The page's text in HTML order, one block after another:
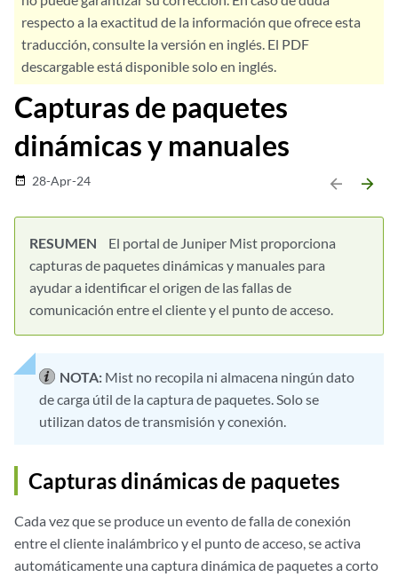
respecto a la exactitud de la información que ofrece esta
traducción, consulte la versión en inglés. El PDF
descargable está disponible solo en inglés.
Capturas de paquetes
dinámicas y manuales
date_range 28-Apr-24 arrow_backward arrow_forward
RESUMEN
El portal de Juniper Mist proporciona
capturas de paquetes dinámicas y manuales para
ayudar a identificar el origen de las fallas de
comunicación entre el cliente y el punto de acceso.
NOTA: Mist no recopila ni almacena ningún dato
de carga útil de la captura de paquetes. Solo se
utilizan datos de transmisión y conexión.
Capturas dinámicas de paquetes
Cada vez que se produce un evento de falla de conexión
entre el cliente inalámbrico y el punto de acceso, se activa
automáticamente una captura dinámica de paquetes a corto